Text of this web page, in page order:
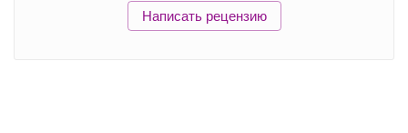
Написать рецензию